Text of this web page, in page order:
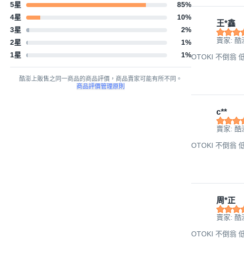
5星 85%
4星
10%
3星
2%
2星
1%
1星
1%
酷澎上販售之同一商品的商品評價，商品賣家可能有所不同。
商品評價管理原則
王*鑫
賣家: 酷
OTOKI 不倒翁
c**
賣家: 酷
OTOKI 不倒翁
周*正
賣家: 酷
OTOKI 不倒翁